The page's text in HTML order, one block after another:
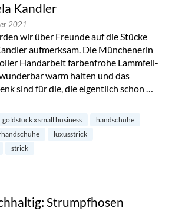
Kandler
2021
wir über Freunde auf die Stücke
aufmerksam. Die Münchenerin
Handarbeit farbenfrohe Lammfell-
warm halten und das
sind für die, die eigentlich schon …
Lammfell-Handschuhe von Michaela
goldstück x small business
handschuhe
luxusstrick
strick
Strumpfhosen